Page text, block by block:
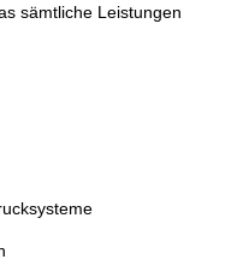
sämtliche Leistungen